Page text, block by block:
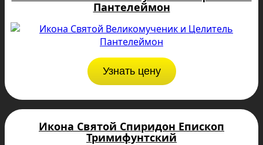
Пантелеймон
Узнать цену
Икона Святой Спиридон Епископ
Тримифунтский